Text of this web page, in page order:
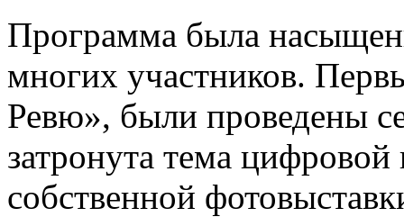
Программа была
многих участников.
Ревю», были проведены
затронута тема цифровой
собственной